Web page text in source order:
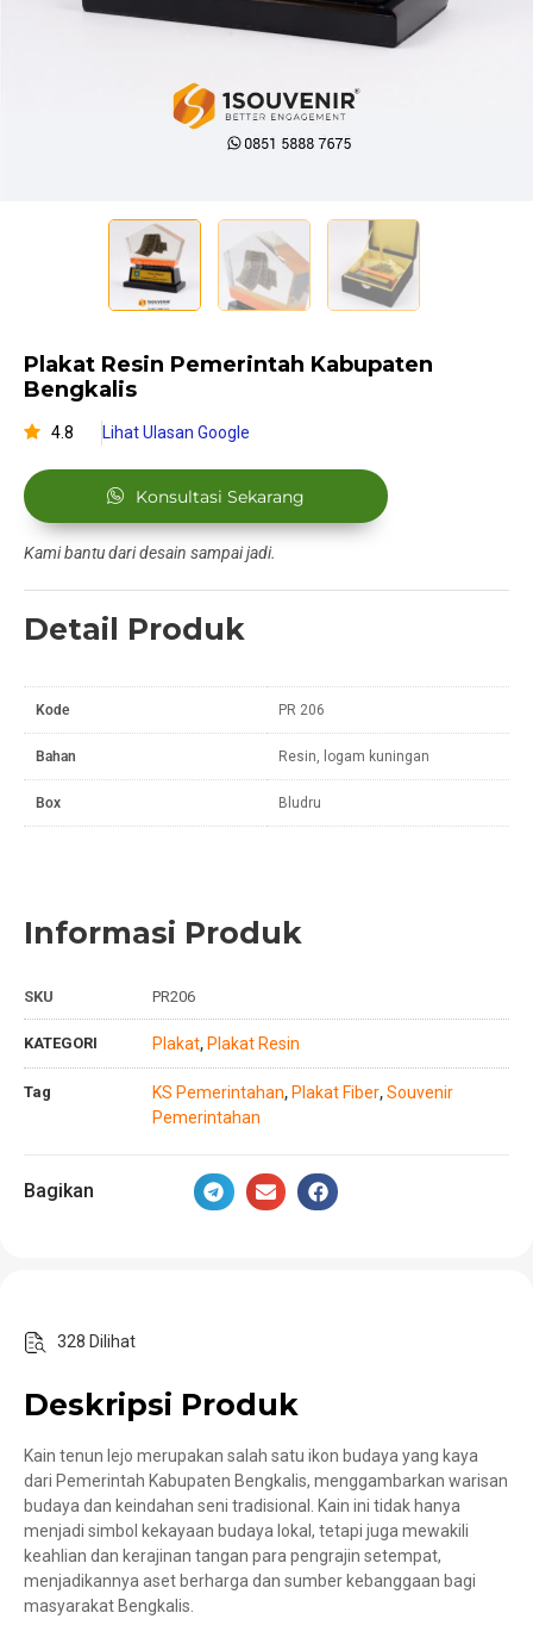
Plakat Resin Pemerintah Kabupaten
Bengkalis
4.8 Lihat Ulasan Google
Konsultasi Sekarang
Kami bantu dari desain sampai jadi.
Detail Produk
Kode PR 206
Bahan Resin, logam kuningan
Box Bludru
Informasi Produk
SKU PR206
KATEGORI Plakat, Plakat Resin
Tag KS Pemerintahan, Plakat Fiber, Souvenir
Pemerintahan
Bagikan
328 Dilihat
Deskripsi Produk
Kain tenun lejo merupakan salah satu ikon budaya yang kaya
dari Pemerintah Kabupaten Bengkalis, menggambarkan warisan
budaya dan keindahan seni tradisional. Kain ini tidak hanya
menjadi simbol kekayaan budaya lokal, tetapi juga mewakili
keahlian dan kerajinan tangan para pengrajin setempat,
menjadikannya aset berharga dan sumber kebanggaan bagi
masyarakat Bengkalis.